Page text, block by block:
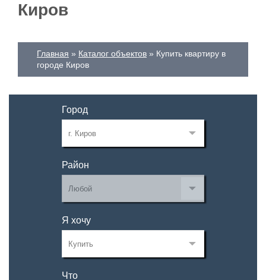
Киров
Главная Каталог объектов
Купить квартиру в
городе Киров
Город
Район
Я хочу
Что